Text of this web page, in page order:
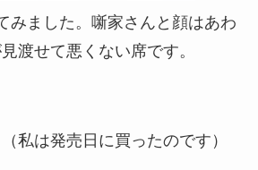
みました。噺家さんと顔はあわ
渡せて悪くない席です。
私は発売日に買ったのです）